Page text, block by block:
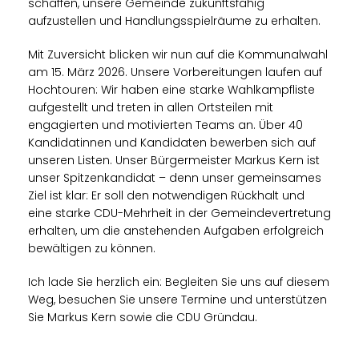
schaffen, unsere Gemeinde zukunftsfähig
aufzustellen und Handlungsspielräume zu erhalten.
Mit Zuversicht blicken wir nun auf die Kommunalwahl
am 15. März 2026. Unsere Vorbereitungen laufen auf
Hochtouren: Wir haben eine starke Wahlkampfliste
aufgestellt und treten in allen Ortsteilen mit
engagierten und motivierten Teams an. Über 40
Kandidatinnen und Kandidaten bewerben sich auf
unseren Listen. Unser Bürgermeister Markus Kern ist
unser Spitzenkandidat – denn unser gemeinsames
Ziel ist klar: Er soll den notwendigen Rückhalt und
eine starke CDU-Mehrheit in der Gemeindevertretung
erhalten, um die anstehenden Aufgaben erfolgreich
bewältigen zu können.
Ich lade Sie herzlich ein: Begleiten Sie uns auf diesem
Weg, besuchen Sie unsere Termine und unterstützen
Sie Markus Kern sowie die CDU Gründau.